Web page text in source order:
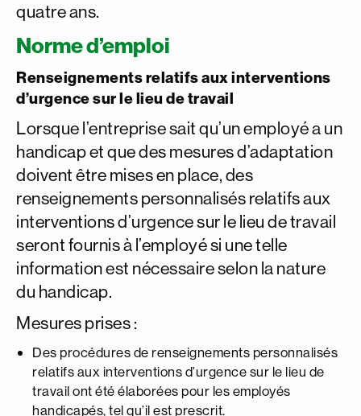
quatre ans.
Norme d’emploi
Renseignements relatifs aux interventions
d’urgence sur le lieu de travail
Lorsque l’entreprise sait qu’un employé a un
handicap et que des mesures d’adaptation
doivent être mises en place, des
renseignements personnalisés relatifs aux
interventions d’urgence sur le lieu de travail
seront fournis à l’employé si une telle
information est nécessaire selon la nature
du handicap.
Mesures prises :
Des procédures de renseignements personnalisés
relatifs aux interventions d’urgence sur le lieu de
travail ont été élaborées pour les employés
handicapés, tel qu’il est prescrit.